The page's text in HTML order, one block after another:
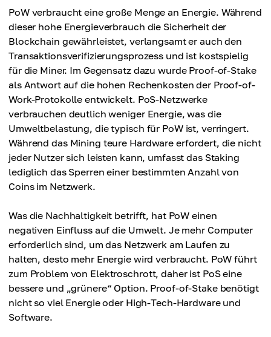
PoW verbraucht eine große Menge an Energie. Während
dieser hohe Energieverbrauch die Sicherheit der
Blockchain gewährleistet, verlangsamt er auch den
Transaktionsverifizierungsprozess und ist kostspielig
für die Miner. Im Gegensatz dazu wurde Proof-of-Stake
als Antwort auf die hohen Rechenkosten der Proof-of-
Work-Protokolle entwickelt. PoS-Netzwerke
verbrauchen deutlich weniger Energie, was die
Umweltbelastung, die typisch für PoW ist, verringert.
Während das Mining teure Hardware erfordert, die nicht
jeder Nutzer sich leisten kann, umfasst das Staking
lediglich das Sperren einer bestimmten Anzahl von
Coins im Netzwerk.
Was die Nachhaltigkeit betrifft, hat PoW einen
negativen Einfluss auf die Umwelt. Je mehr Computer
erforderlich sind, um das Netzwerk am Laufen zu
halten, desto mehr Energie wird verbraucht. PoW führt
zum Problem von Elektroschrott, daher ist PoS eine
bessere und „grünere“ Option. Proof-of-Stake benötigt
nicht so viel Energie oder High-Tech-Hardware und
Software.